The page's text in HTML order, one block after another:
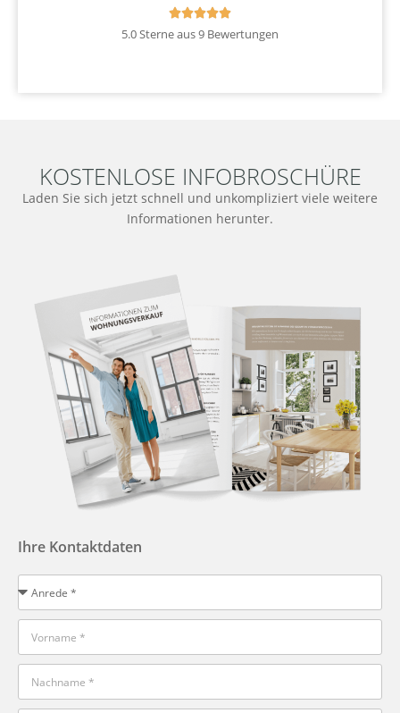

5.0 Sterne aus 9 Bewertungen
KOSTENLOSE INFOBROSCHÜRE
Laden Sie sich jetzt schnell und unkompliziert viele weitere
Informationen herunter.
Ihre Kontaktdaten